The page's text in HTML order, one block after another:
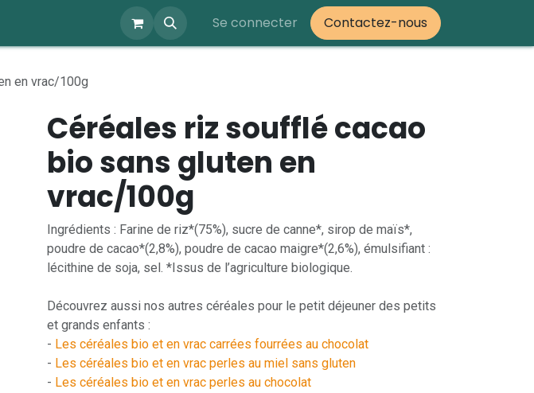
Se connecter Contactez-nous
en vrac/100g
Céréales riz soufflé cacao
bio sans gluten en
vrac/100g
Ingrédients : Farine de riz*(75%), sucre de canne*, sirop de maïs*,
poudre de cacao*(2,8%), poudre de cacao maigre*(2,6%), émulsifiant :
lécithine de soja, sel. *Issus de l’agriculture biologique.
Découvrez aussi nos autres céréales pour le petit déjeuner des petits
et grands enfants :
- Les céréales bio et en vrac carrées fourrées au chocolat
- Les céréales bio et en vrac perles au miel sans gluten
- Les céréales bio et en vrac perles au chocolat